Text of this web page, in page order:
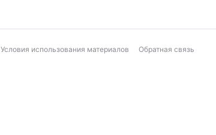
Условия использования материалов Обратная связь